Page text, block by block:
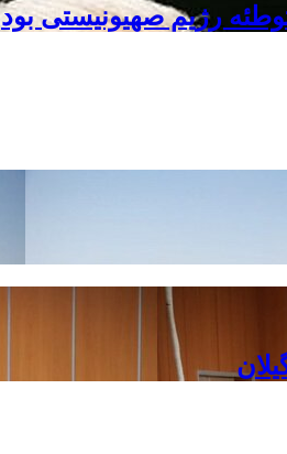
رژیم صهیونیستی بود